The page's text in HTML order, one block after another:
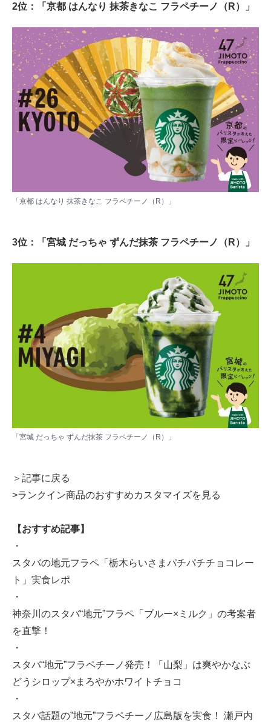
2位：「京都 はんなり 抹茶きなこ フラペチーノ（R）」
「京都 はんなり 抹茶きなこ フラペチーノ（R）」
3位：「宮城 だっちゃ ずんだ抹茶 フラペチーノ（R）」
「宮城 だっちゃ ずんだ抹茶 フラペチーノ（R）」
＞記事に戻る
>ランクイン商品のおすすめカスタマイズを見る
【おすすめ記事】
・
スタバの地元フラペ「栃木らいさまパチパチチョコレー
ト」実食レポ
・
神奈川のスタバ“地元”フラペ「ブルー×ミルク」の考案者
を直撃！
・
スタバ“地元”フラペチーノ発売！「山梨」は爽やかなぶ
どうシロップ×まろやかホワイトチョコ
・
スタバ話題の”地元”フラペチーノ広島版を実食！ 瀬戸内